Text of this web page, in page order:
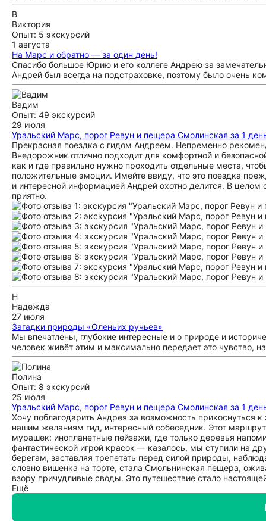
В
Виктория
Опыт: 5 экскурсий
1 августа
На Марс и обратно — за один день!
Спасибо большое Юрию и его коллеге Андрею за
Андрей был всегда на подстраховке, поэтому было очень
Вадим
Опыт: 49 экскурсий
29 июля
Уральский Марс, порог Ревун и пещера Смолинская за 1
Прекрасная поездка с гидом Андреем. Непременно
Внедорожник отлично подходит для комфортной и
как и где правильно нужно проходить отдельные места,
положительные эмоции. Имейте ввиду, что это поездка
и интересной информацией Андрей охотно делится. В
приятно.
Н
Надежда
27 июля
Загадки природы «Оленьих ручьев»
Мы впечатлены, глубокие интересные и о природе и
человек живёт этим и максимально передает это чувство,
Полина
Опыт: 8 экскурсий
25 июля
Уральский Марс, порог Ревун и пещера Смолинская за 1
Хочу поблагодарить Андрея за возможность прикоснуться
нашим желаниям гид, интересный собеседник. Этот
мурашек: инопланетные пейзажи, где только деревья
фантастической игрой красок — казалось, мы ступили на
берегам, заставляя трепетать перед силой природы,
словно вишенка на торте, стала Смольнинская пещера,
взору причудливые своды. Это путешествие стало
Ещё